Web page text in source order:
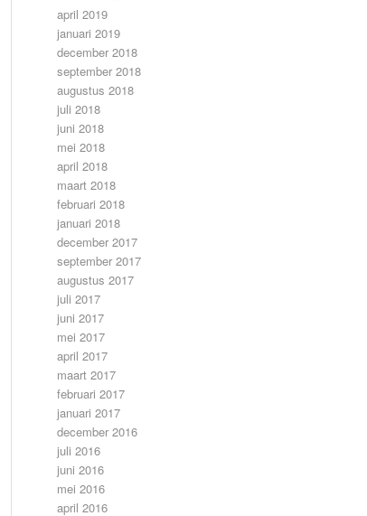
april 2019
januari 2019
december 2018
september 2018
augustus 2018
juli 2018
juni 2018
mei 2018
april 2018
maart 2018
februari 2018
januari 2018
december 2017
september 2017
augustus 2017
juli 2017
juni 2017
mei 2017
april 2017
maart 2017
februari 2017
januari 2017
december 2016
juli 2016
juni 2016
mei 2016
april 2016